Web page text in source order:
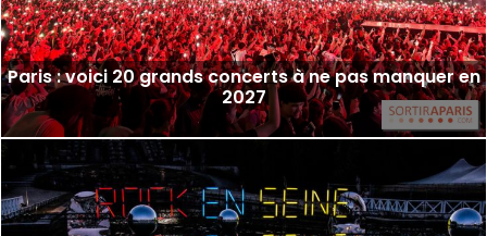
Paris : voici 20 grands concerts à ne pas manquer en
2027